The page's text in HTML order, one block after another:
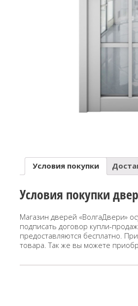
Условия покупки
Условия покупки
Магазин дверей «ВолгаДвери»
подписать договор купли-
предоставляются бесплатно.
товара. Так же вы можете